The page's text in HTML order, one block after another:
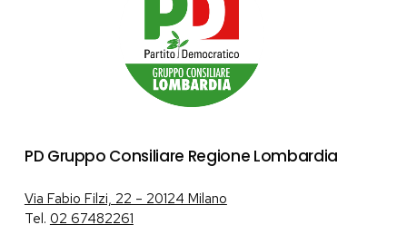
PD Gruppo Consiliare Regione Lombardia
Via Fabio Filzi, 22 – 20124 Milano
Tel. 02 67482261